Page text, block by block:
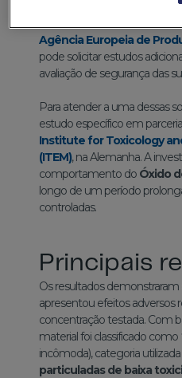
e a avaliação periódica de
Agência Europeia de
pode solicitar estudos
avaliação de segurança das
Para atender a uma dessas
estudo específico em
Institute for Toxicology
(ITEM), na Alemanha. A
comportamento do Óxido
longo de um período
controladas.
Principais
Os resultados demonstraram
apresentou efeitos adversos
concentração testada. Com
material foi classificado como
incômoda), categoria utilizada
particuladas de baixa